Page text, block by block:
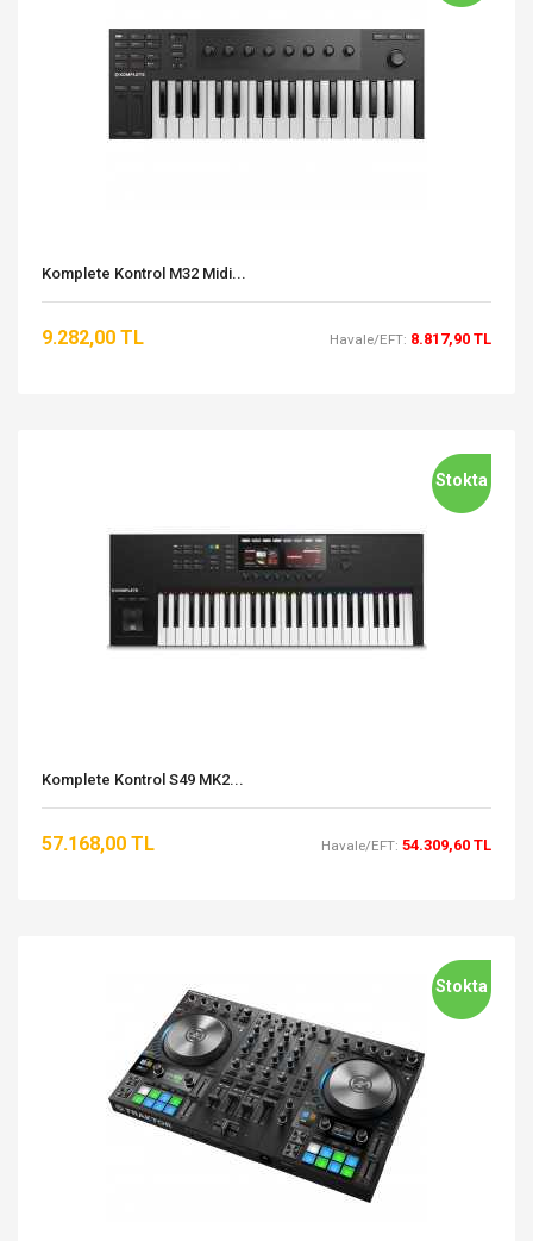
Komplete Kontrol M32 Midi...
9.282,00 TL Havale/EFT: 8.817,90 TL
Stokta
Komplete Kontrol S49 MK2...
57.168,00 TL Havale/EFT: 54.309,60 TL
Stokta